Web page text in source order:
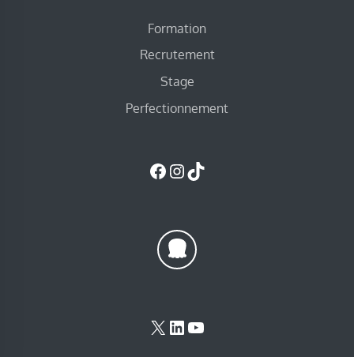
Formation
Recrutement
Stage
Perfectionnement
Facebook
Instagram
TikTok
X LinkedIn
YouTube